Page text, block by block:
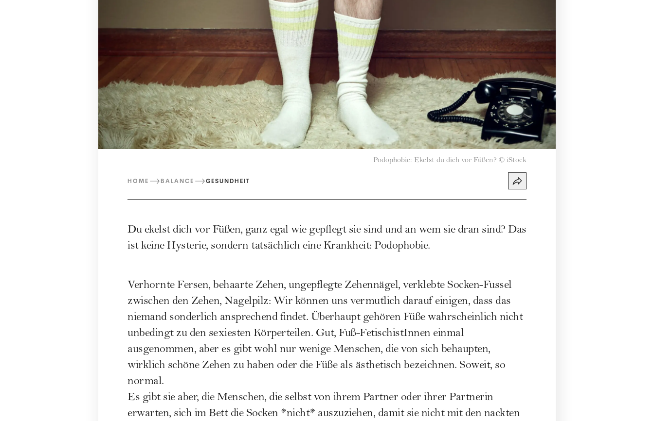
Podophobie: Ekelst du dich vor Füßen? © iStock
HOME BALANCE GESUNDHEIT
Du ekelst dich vor Füßen, ganz egal wie gepflegt sie sind und an wem sie dran sind? Das
ist keine Hysterie, sondern tatsächlich eine Krankheit: Podophobie.
Verhornte Fersen, behaarte Zehen, ungepflegte Zehennägel, verklebte Socken-Fussel
zwischen den Zehen, Nagelpilz: Wir können uns vermutlich darauf einigen, dass das
niemand sonderlich ansprechend findet. Überhaupt gehören Füße wahrscheinlich nicht
unbedingt zu den sexiesten Körperteilen. Gut, Fuß-FetischistInnen einmal
ausgenommen, aber es gibt wohl nur wenige Menschen, die von sich behaupten,
wirklich schöne Zehen zu haben oder die Füße als ästhetisch bezeichnen. Soweit, so
normal.
Es gibt sie aber, die Menschen, die selbst von ihrem Partner oder ihrer Partnerin
erwarten, sich im Bett die Socken *nicht* auszuziehen, damit sie nicht mit den nackten